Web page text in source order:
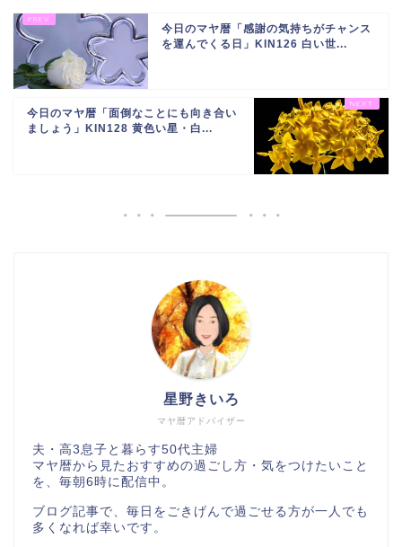
今日のマヤ暦「感謝の気持ちがチャンス
を運んでくる日」KIN126 白い世...
今日のマヤ暦「面倒なことにも向き合い
ましょう」KIN128 黄色い星・白...
マヤ暦アドバイザー
星野きいろ
夫・高3息子と暮らす50代主婦
マヤ暦から見たおすすめの過ごし方・気をつけたいこと
を、毎朝6時に配信中。
ブログ記事で、毎日をごきげんで過ごせる方が一人でも
多くなれば幸いです。